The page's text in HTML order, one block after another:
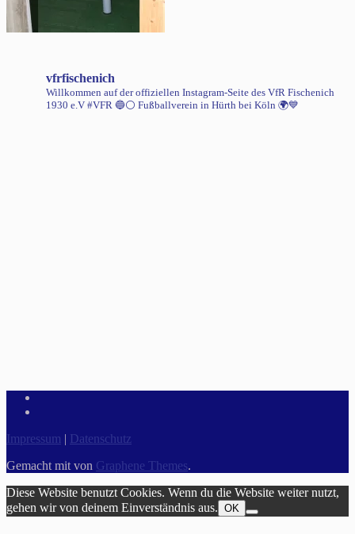
vfrfischenich
Willkommen auf der offiziellen Instagram-Seite des VfR Fischenich
1930 e.V #VFR 🔵⚪️ Fußballverein in Hürth bei Köln 🌍💙
Impressum | Datenschutz
Gemacht mit von Graphene Themes.
Diese Website benutzt Cookies. Wenn du die Website weiter nutzt,
gehen wir von deinem Einverständnis aus. OK